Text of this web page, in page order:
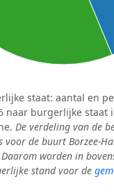
staat: aantal en
naar burgerlijke staat
De verdeling van de
de buurt Borzee-
worden in
stand voor de